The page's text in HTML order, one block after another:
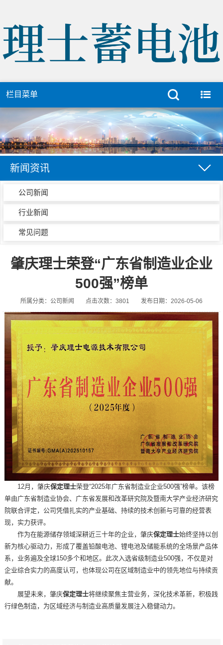
栏目菜单
新闻资讯
公司新闻
行业新闻
常见问题
肇庆理士荣登“广东省制造业企业
500强”榜单
所属分类：公司新闻 点击次数：3801 发布日期：2026-05-06
12月，肇庆保定理士荣登“2025年广东省制造业企业500强”榜单。该榜
单由广东省制造业协会、广东省发展和改革研究院及暨南大学产业经济研究
院联合评定，公司凭借扎实的产业基础、持续的技术创新与可靠的经营表
现，实力获评。
作为在能源储存领域深耕近三十年的企业，肇庆保定理士始终坚持以创
新为核心驱动力，形成了覆盖铅酸电池、锂电池及储能系统的全场景产品体
系，业务遍及全球150多个和地区。此次入选省级制造业500强，不仅是对
企业综合实力的高度认可，也体现公司在区域制造业中的领先地位与持续贡
献。
展望未来，肇庆保定理士将继续聚焦主营业务，深化技术革新，积极践
行绿色制造，为区域经济与制造业高质量发展注入稳健动力。